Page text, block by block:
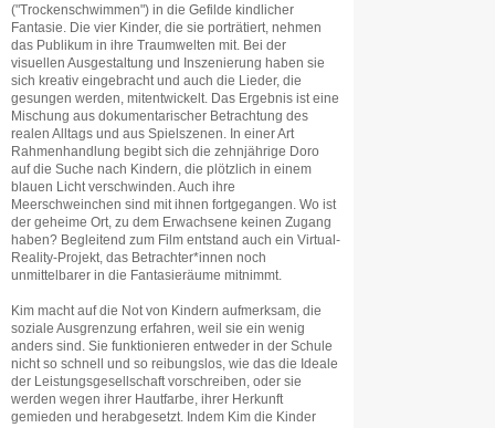
("Trockenschwimmen") in die Gefilde kindlicher
Fantasie. Die vier Kinder, die sie porträtiert, nehmen
das Publikum in ihre Traumwelten mit. Bei der
visuellen Ausgestaltung und Inszenierung haben sie
sich kreativ eingebracht und auch die Lieder, die
gesungen werden, mitentwickelt. Das Ergebnis ist eine
Mischung aus dokumentarischer Betrachtung des
realen Alltags und aus Spielszenen. In einer Art
Rahmenhandlung begibt sich die zehnjährige Doro
auf die Suche nach Kindern, die plötzlich in einem
blauen Licht verschwinden. Auch ihre
Meerschweinchen sind mit ihnen fortgegangen. Wo ist
der geheime Ort, zu dem Erwachsene keinen Zugang
haben? Begleitend zum Film entstand auch ein Virtual-
Reality-Projekt, das Betrachter*innen noch
unmittelbarer in die Fantasieräume mitnimmt.
Kim macht auf die Not von Kindern aufmerksam, die
soziale Ausgrenzung erfahren, weil sie ein wenig
anders sind. Sie funktionieren entweder in der Schule
nicht so schnell und so reibungslos, wie das die Ideale
der Leistungsgesellschaft vorschreiben, oder sie
werden wegen ihrer Hautfarbe, ihrer Herkunft
gemieden und herabgesetzt. Indem Kim die Kinder